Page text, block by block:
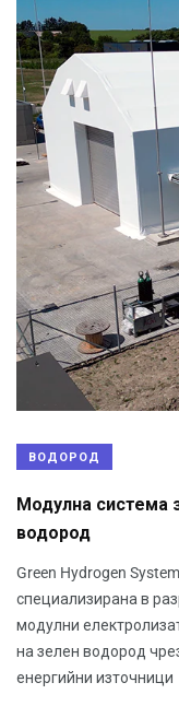
ВОДОРОД
Модулна система
водород
Green Hydrogen
специализирана в
модулни
на зелен водород
енергийни източници